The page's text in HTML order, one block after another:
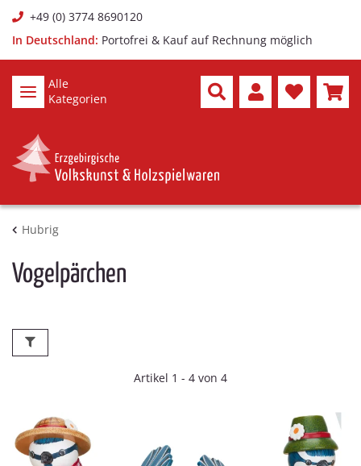
+49 (0) 3774 8690120
In Deutschland: Portofrei & Kauf auf Rechnung möglich
Alle
Kategorien
Hubrig
Vogelpärchen
Artikel 1 - 4 von 4